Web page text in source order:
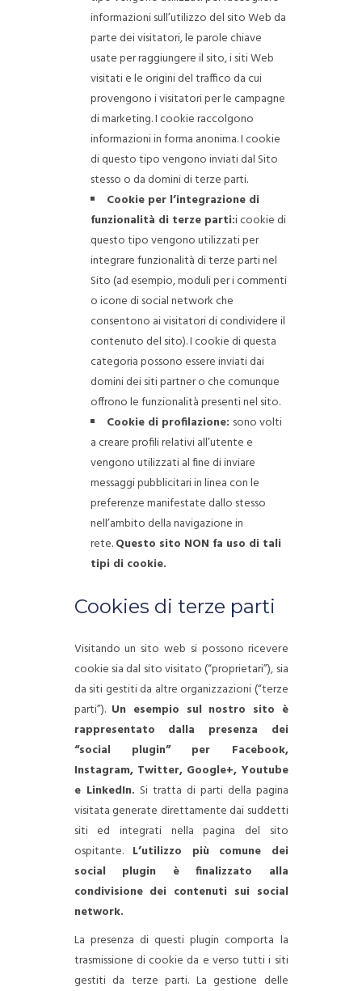
informazioni sull’utilizzo del sito Web da
parte dei visitatori, le parole chiave
usate per raggiungere il sito, i siti Web
visitati e le origini del traffico da cui
provengono i visitatori per le campagne
di marketing. I cookie raccolgono
informazioni in forma anonima. I cookie
di questo tipo vengono inviati dal Sito
stesso o da domini di terze parti.
Cookie per l’integrazione di
funzionalità di terze parti:i cookie di
questo tipo vengono utilizzati per
integrare funzionalità di terze parti nel
Sito (ad esempio, moduli per i commenti
o icone di social network che
consentono ai visitatori di condividere il
contenuto del sito). I cookie di questa
categoria possono essere inviati dai
domini dei siti partner o che comunque
offrono le funzionalità presenti nel sito.
Cookie di profilazione: sono volti
a creare profili relativi all’utente e
vengono utilizzati al fine di inviare
messaggi pubblicitari in linea con le
preferenze manifestate dallo stesso
nell’ambito della navigazione in
rete.Questo sito NON fa uso di tali
tipi di cookie.
Cookies di terze parti
Visitando un sito web si possono ricevere
cookie sia dal sito visitato (“proprietari”), sia
da siti gestiti da altre organizzazioni (“terze
parti”). Un esempio sul nostro sito è
rappresentato dalla presenza dei
“social plugin” per Facebook,
Instagram, Twitter, Google+, Youtube
e LinkedIn. Si tratta di parti della pagina
visitata generate direttamente dai suddetti
siti ed integrati nella pagina del sito
ospitante. L’utilizzo più comune dei
social plugin è finalizzato alla
condivisione dei contenuti sui social
network.
La presenza di questi plugin comporta la
trasmissione di cookie da e verso tutti i siti
gestiti da terze parti. La gestione delle